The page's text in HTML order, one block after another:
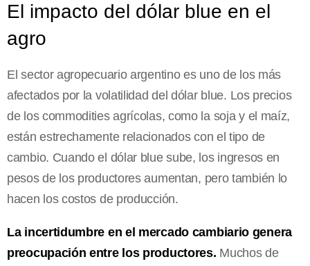
El impacto del dólar blue en el
agro
El sector agropecuario argentino es uno de los más
afectados por la volatilidad del dólar blue. Los precios
de los commodities agrícolas, como la soja y el maíz,
están estrechamente relacionados con el tipo de
cambio. Cuando el dólar blue sube, los ingresos en
pesos de los productores aumentan, pero también lo
hacen los costos de producción.
La incertidumbre en el mercado cambiario genera
preocupación entre los productores. Muchos de